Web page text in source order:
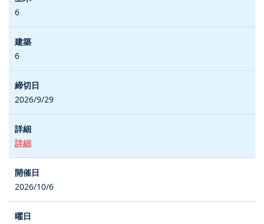
6
6
2026/9/29
詳細
2026/10/6